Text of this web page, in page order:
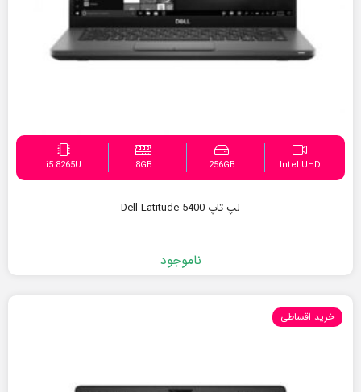
Intel UHD
256GB
8GB
i5 8265U
لپ تاپ Dell Latitude 5400
ناموجود
خرید اقساطی